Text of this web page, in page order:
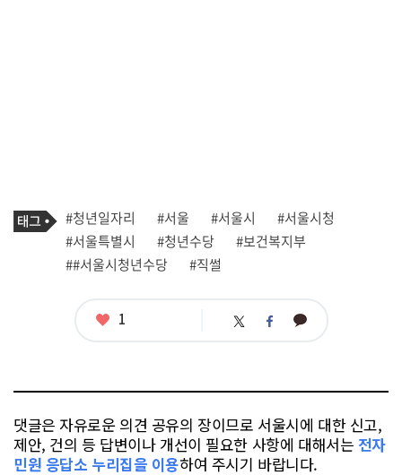
기
사
관
련
태
태
그
#청년일자리 #서울 #서울시
#서울시청
#서울특별시
#청년수당
#보건복지부
##서울시청년수당
#직썰
좋1 트 페 카
댓글은 자유로운 의견 공유의 장이므로 서울시에 대한 신고,
제안, 건의 등 답변이나 개선이 필요한 사항에 대해서는 전자
민원 응답소 누리집을 이용하여 주시기 바랍니다.